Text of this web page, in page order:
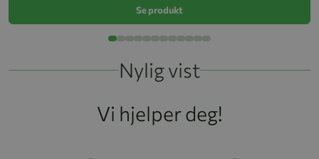
Se produkt
Nylig vist
Vi hjelper deg!